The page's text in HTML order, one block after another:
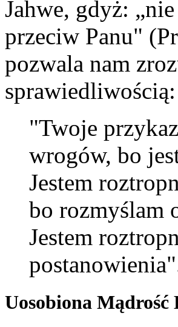
Jahwe, gdyż:
przeciw Panu"
pozwala nam
sprawiedliwością:
"Twoje
wrogów, bo
Jestem
bo rozmyślam
Jestem
Uosobiona Mądrość